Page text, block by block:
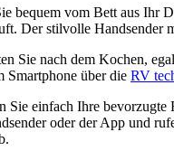
bequem vom Bett aus Ihr
Der stilvolle Handsender
Sie nach dem Kochen,
Smartphone über die RV
Sie einfach Ihre bevorzugte
oder der App und